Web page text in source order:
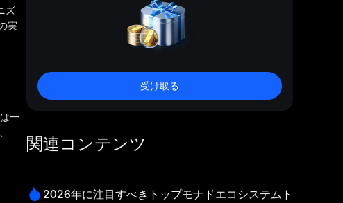
ズ
実
一
受け取る
関連コンテンツ
2026年に注目すべきトップモナドエコシステムト